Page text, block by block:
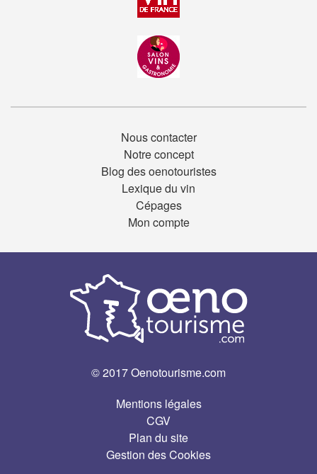
Nous contacter
Notre concept
Blog des oenotouristes
Lexique du vin
Cépages
Mon compte
© 2017 Oenotourisme.com
Mentions légales
CGV
Plan du site
Gestion des Cookies